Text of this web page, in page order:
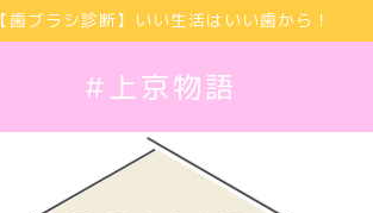
【歯ブラシ診断】いい生活はいい歯から！
#上京物語